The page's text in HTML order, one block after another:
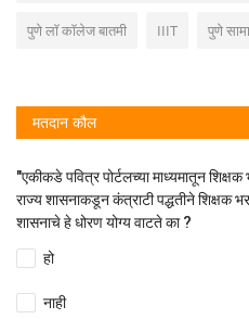
पुणे लॉ कॉलेज बातमी IIIT पुणे
मतदान कौल
"एकीकडे पवित्र पोर्टलच्या माध्यमातून
राज्य शासनाकडून कंत्राटी पद्धतीने शिक्षक
शासनाचे हे धोरण योग्य वाटते का ?
हो
नाही